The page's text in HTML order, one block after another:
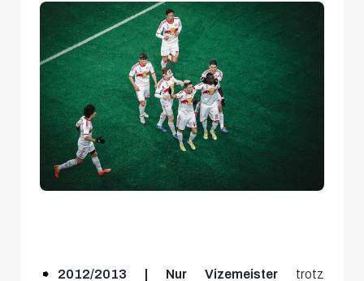
2012/2013 | Nur Vizemeister trotz